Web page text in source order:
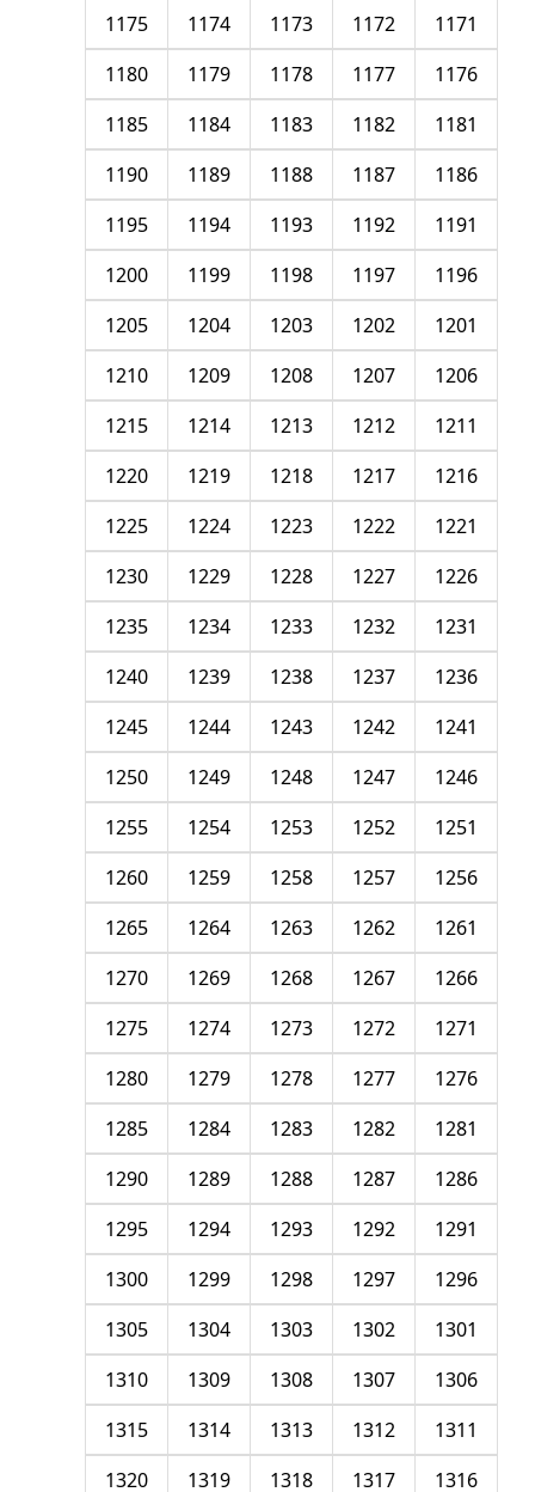
1171
1172
1173
1174
1175
1176
1177
1178
1179
1180
1181
1182
1183
1184
1185
1186
1187
1188
1189
1190
1191
1192
1193
1194
1195
1196
1197
1198
1199
1200
1201
1202
1203
1204
1205
1206
1207
1208
1209
1210
1211
1212
1213
1214
1215
1216
1217
1218
1219
1220
1221
1222
1223
1224
1225
1226
1227
1228
1229
1230
1231
1232
1233
1234
1235
1236
1237
1238
1239
1240
1241
1242
1243
1244
1245
1246
1247
1248
1249
1250
1251
1252
1253
1254
1255
1256
1257
1258
1259
1260
1261
1262
1263
1264
1265
1266
1267
1268
1269
1270
1271
1272
1273
1274
1275
1276
1277
1278
1279
1280
1281
1282
1283
1284
1285
1286
1287
1288
1289
1290
1291
1292
1293
1294
1295
1296
1297
1298
1299
1300
1301
1302
1303
1304
1305
1306
1307
1308
1309
1310
1311
1312
1313
1314
1315
1316
1317
1318
1319
1320